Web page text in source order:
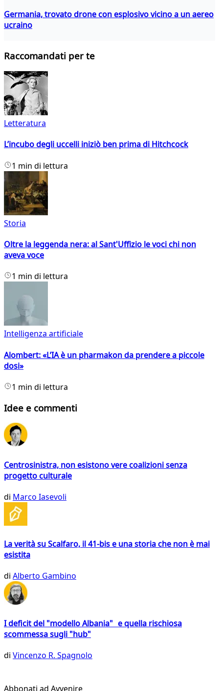
Germania, trovato drone con esplosivo vicino a un aereo
ucraino
Raccomandati per te
Letteratura
L’incubo degli uccelli iniziò ben prima di Hitchcock
1 min di lettura
Storia
Oltre la leggenda nera: al Sant'Uffizio le voci chi non
aveva voce
1 min di lettura
Intelligenza artificiale
Alombert: «L’IA è un pharmakon da prendere a piccole
dosi»
1 min di lettura
Idee e commenti
Centrosinistra, non esistono vere coalizioni senza
progetto culturale
di Marco Iasevoli
La verità su Scalfaro, il 41-bis e una storia che non è mai
esistita
di Alberto Gambino
I deficit del "modello Albania" e quella rischiosa
scommessa sugli "hub"
di Vincenzo R. Spagnolo
Abbonati ad Avvenire